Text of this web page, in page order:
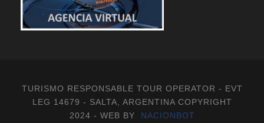
TURISMO RESPONSABLE TOUR OPERATOR - EVT
LEG 14679 - SALTA, ARGENTINA COPYRIGHT
2024 - WEB BY NACIONBOT